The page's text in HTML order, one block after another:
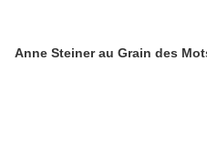
Anne Steiner au Grain des